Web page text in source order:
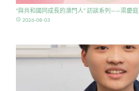
“與共和國同成長的澳門人” 訪談系列——梁慶庭
access_time 2026-08-03